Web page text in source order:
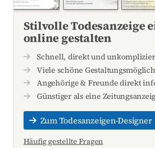
Stilvolle Todesanzeige
online gestalten
Schnell, direkt und
Viele schöne
Angehörige & Freunde direkt
Günstiger als eine
Zum Todesanzeigen-Designer
Häufig gestellte Fragen